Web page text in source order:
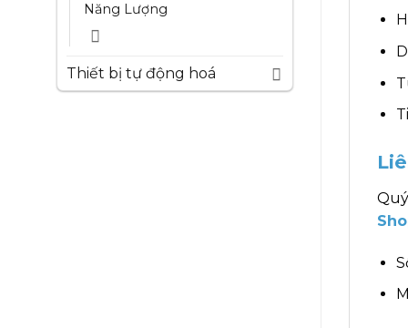
Năng Lượng
Thiết bị tự động hoá